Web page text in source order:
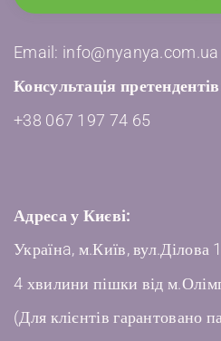
Email: info@nyanya.com.ua
Консультація
+38 067 197 74 65
Адреса у Києві:
Українa, м.Київ, вул.Ділова
4 хвилини пішки від
(Для клієнтів гарантовано